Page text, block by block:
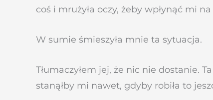
coś i mrużyła oczy, żeby wpłynąć mi
W sumie śmieszyła mnie ta sytuacja.
Tłumaczyłem jej, że nic nie dostanie.
stanąłby mi nawet, gdyby robiła to